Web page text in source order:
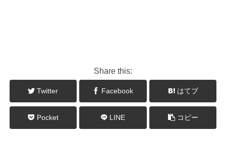
Share this:
Twitter Facebook はてブ
Pocket LINE コピー